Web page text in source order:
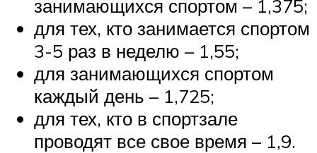
занимающихся спортом – 1,375;
для тех, кто занимается спортом
3-5 раз в неделю – 1,55;
для занимающихся спортом
каждый день – 1,725;
для тех, кто в спортзале
проводят все свое время – 1,9.